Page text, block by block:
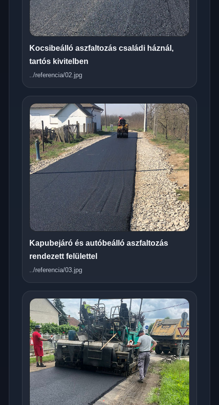
Kocsibeálló aszfaltozás családi háznál,
tartós kivitelben
../referencia/02.jpg
Kapubejáró és autóbeálló aszfaltozás
rendezett felülettel
../referencia/03.jpg